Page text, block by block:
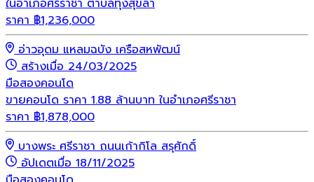
ในอำเภอศรีราชา ตำบลทุ่งสุขลา
ราคา ฿1,236,000
อ่าวอุดม แหลมฉบัง เครือสหพัฒน์
สร้างเมื่อ 24/03/2025
มือสองคอนโด
ขายคอนโด ราคา 1.88 ล้านบาท ในอำเภอศรีราชา
ราคา ฿1,878,000
บางพระ ศรีราชา ถนนเก้ากิโล สรุศักดิ์
อัปเดตเมื่อ 18/11/2025